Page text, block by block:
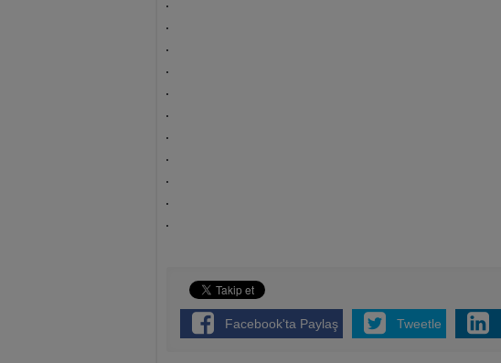
Facebook'ta Paylaş Tweetle